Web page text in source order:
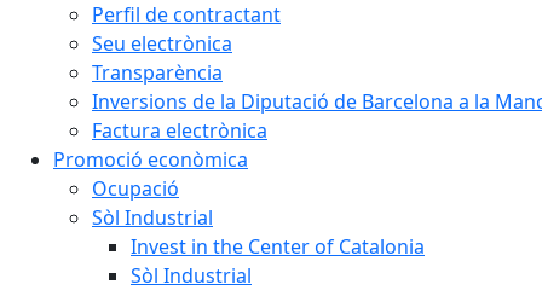
Perfil de contractant
Seu electrònica
Transparència
Inversions de la Diputació de Barcelona a la
Factura electrònica
Promoció econòmica
Ocupació
Sòl Industrial
Invest in the Center of Catalonia
Sòl Industrial